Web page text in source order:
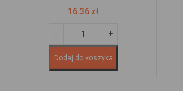
16.36 zł
Dodaj do koszyka